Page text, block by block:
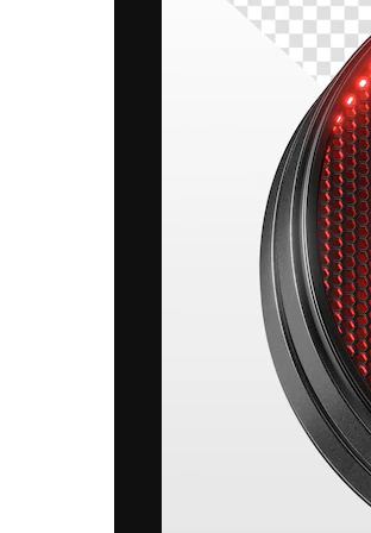
La plataforma
trabajo. Más
entre
estudios.
Español
Copyright ©